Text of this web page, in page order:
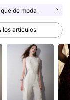
de moda」
los artículos